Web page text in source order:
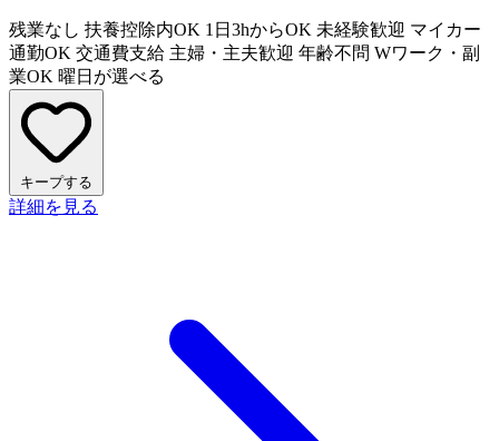
残業なし 扶養控除内OK 1日3hからOK 未経験歓迎 マイカー
通勤OK 交通費支給 主婦・主夫歓迎 年齢不問 Wワーク・副
業OK 曜日が選べる
キープする
詳細を見る